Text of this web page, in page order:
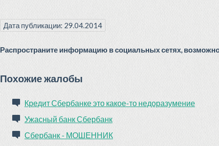
Дата публикации: 29.04.2014
Распространите информацию в социальных сетях,
Похожие жалобы
Кредит Сбербанке это какое-то недоразумение
Ужасный банк Сбербанк
Сбербанк - МОШЕННИК